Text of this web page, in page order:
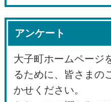
アンケート
大子町ホームページ
るために、皆さまの
かせください。